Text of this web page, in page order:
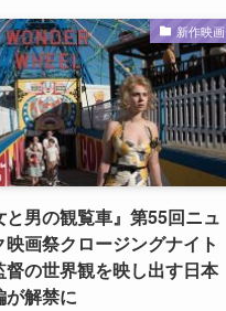
新作映画
と男の観覧車』第55回ニュ
映画祭クロージングナイト
督の世界観を映し出す日本
が解禁に